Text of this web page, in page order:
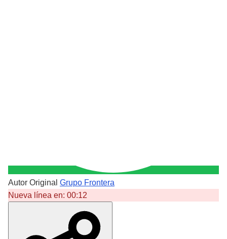
Autor Original Grupo Frontera
Nueva línea en: 00:12